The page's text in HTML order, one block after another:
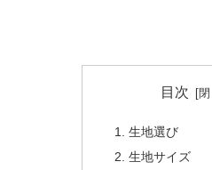
目次
生地選び
生地サイズ